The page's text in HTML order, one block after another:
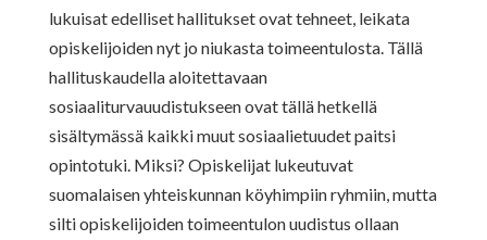
lukuisat edelliset hallitukset ovat tehneet, leikata
opiskelijoiden nyt jo niukasta toimeentulosta. Tällä
hallituskaudella aloitettavaan
sosiaaliturvauudistukseen ovat tällä hetkellä
sisältymässä kaikki muut sosiaalietuudet paitsi
opintotuki. Miksi? Opiskelijat lukeutuvat
suomalaisen yhteiskunnan köyhimpiin ryhmiin, mutta
silti opiskelijoiden toimeentulon uudistus ollaan